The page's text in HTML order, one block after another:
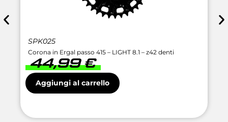
SPK025
Corona in Ergal passo 415 – LIGHT 8.1 – z42 denti
44,99€
Aggiungi al carrello